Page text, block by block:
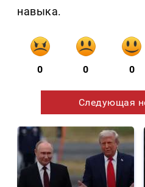
навыка.
0 0 0
Следующая